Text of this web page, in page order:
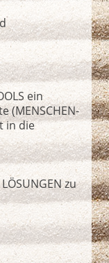
ein
(MENSCHEN-
in die
zu